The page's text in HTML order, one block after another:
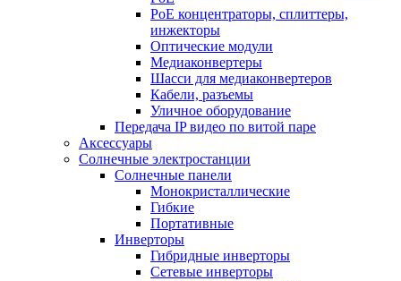
РoЕ концентраторы, сплиттеры,
инжекторы
Оптические модули
Медиаконвертеры
Шасси для медиаконвертеров
Кабели, разъемы
Уличное оборудование
Передача IP видео по витой паре
Аксессуары
Солнечные электростанции
Солнечные панели
Монокристаллические
Гибкие
Портативные
Инверторы
Гибридные инверторы
Сетевые инверторы